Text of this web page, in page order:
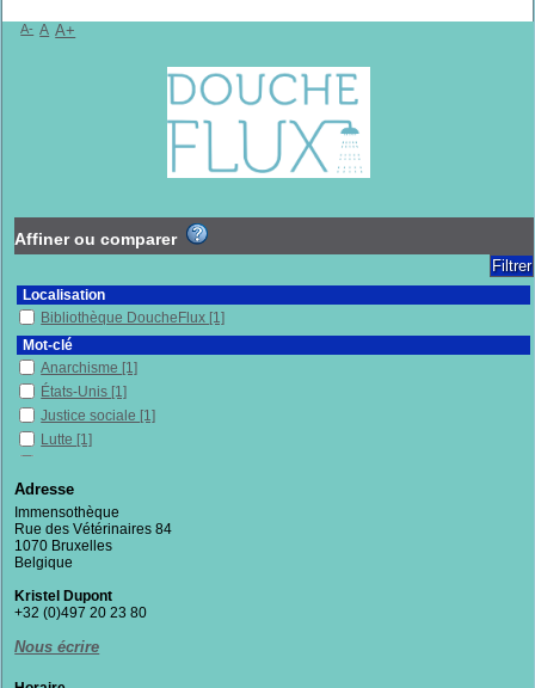
A- A A+
Affiner ou comparer
Localisation
Bibliothèque DoucheFlux [1]
Mot-clé
Anarchisme [1]
États-Unis [1]
Justice sociale [1]
Lutte [1]
Mouvements sociaux
Philosophie
Section
Documentaires
Adresse
Immensothèque
Rue des Vétérinaires 84
1070 Bruxelles
Belgique
Kristel Dupont
+32 (0)497 20 23 80
Nous écrire